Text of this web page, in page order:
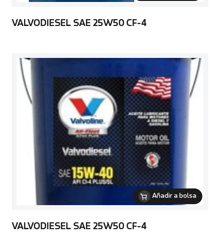
VALVODIESEL SAE 25W50 CF-4
Añadir a bolsa
VALVODIESEL SAE 25W50 CF-4